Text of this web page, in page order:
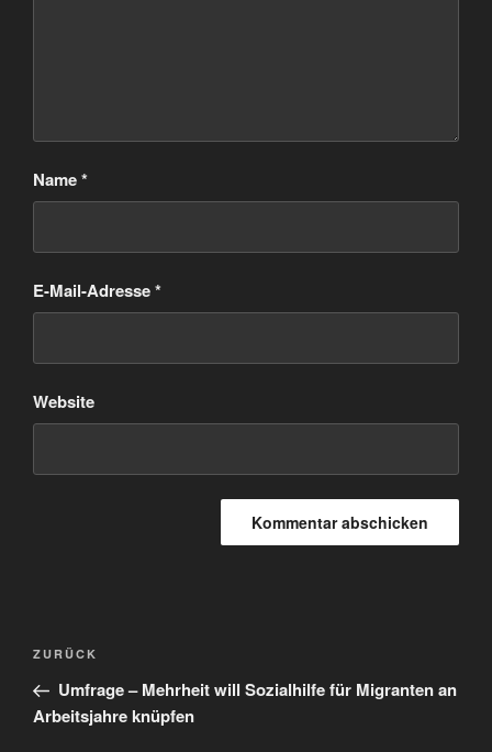
Name*
E-Mail-Adresse*
Website
Beitragsnavigation
Vorheriger
Beitrag
ZURÜCK
Umfrage – Mehrheit will Sozialhilfe für Migranten an
Arbeitsjahre knüpfen